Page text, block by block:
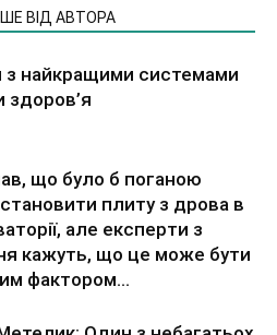
ВІД АВТОРА
з найкращими системами
здоров’я
що було б поганою
плиту з дрова в
але експерти з
кажуть, що це може бути
фактором...